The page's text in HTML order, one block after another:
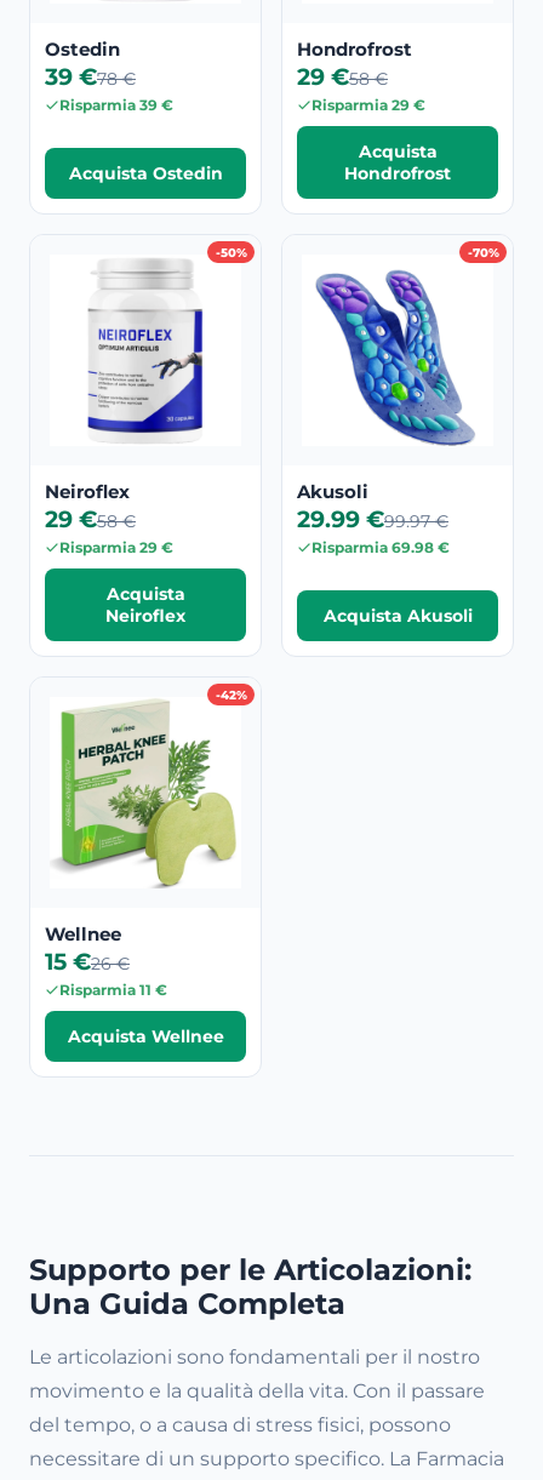
Ostedin
39 €78 €
Risparmia 39 €
Acquista Ostedin
Hondrofrost
29 €58 €
Risparmia 29 €
Acquista
Hondrofrost
-50%
Neiroflex
29 €58 €
Risparmia 29 €
Acquista
Neiroflex
-70%
Akusoli
29.99 €99.97 €
Risparmia 69.98 €
Acquista Akusoli
-42%
Wellnee
15 €26 €
Risparmia 11 €
Acquista Wellnee
Supporto per le Articolazioni:
Una Guida Completa
Le articolazioni sono fondamentali per il nostro
movimento e la qualità della vita. Con il passare
del tempo, o a causa di stress fisici, possono
necessitare di un supporto specifico. La Farmacia